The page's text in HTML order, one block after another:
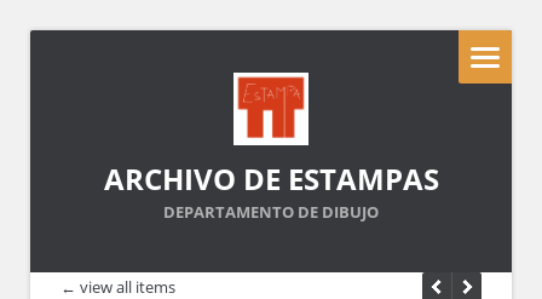
ARCHIVO DE ESTAMPAS
DEPARTAMENTO DE DIBUJO
← view all items